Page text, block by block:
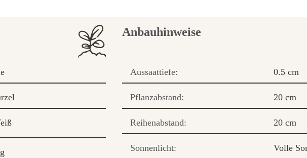
Anbauhinweise
Aussaattiefe: 0.5 cm
Pflanzabstand: 20 cm
Reihenabstand: 20 cm
Sonnenlicht: Volle